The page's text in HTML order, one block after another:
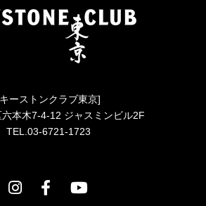
ーストンクラブ東京]
本木7-4-12 ジャスミンビル2F
TEL.03-6721-1723